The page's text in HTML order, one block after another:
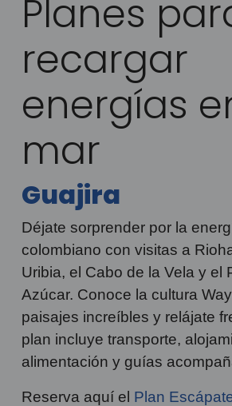
Planes
recargar
energías
mar
Guajira
Déjate sorprender por la
colombiano con visitas a
Uribia, el Cabo de la Vela y el
Azúcar. Conoce la cultura
paisajes increíbles y relájate
plan incluye transporte,
alimentación y guías
Reserva aquí el Plan